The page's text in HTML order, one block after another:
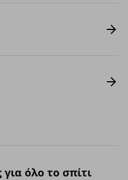
όλο το σπίτι